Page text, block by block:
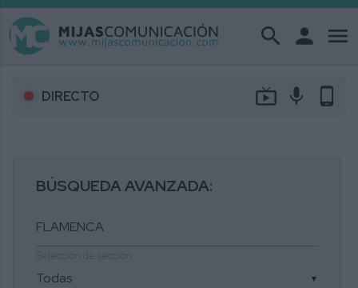
search person menu
DIRECTO live_tv mic phone_android
BÚSQUEDA AVANZADA:
▼